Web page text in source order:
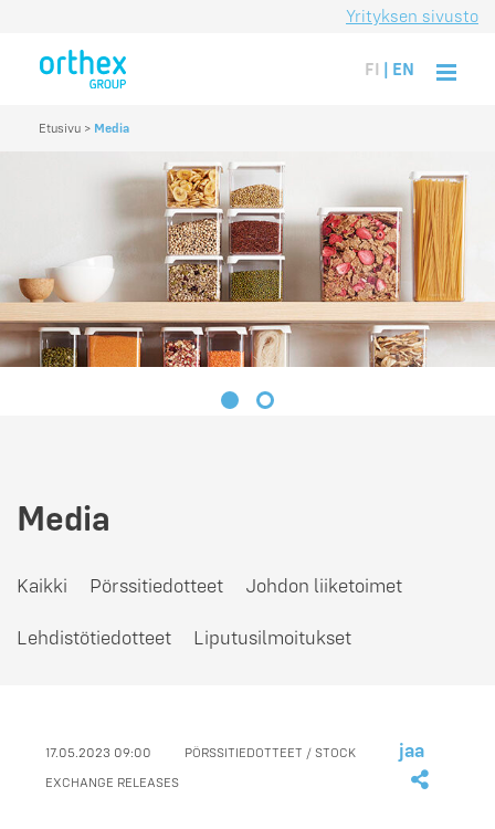
Yrityksen sivusto
FI | EN
Etusivu > Media
1 2
Media
Kaikki Pörssitiedotteet Johdon liiketoimet
Lehdistötiedotteet Liputusilmoitukset
17.05.2023 09:00
PÖRSSITIEDOTTEET / STOCK
EXCHANGE RELEASES
jaa